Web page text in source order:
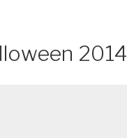
2014